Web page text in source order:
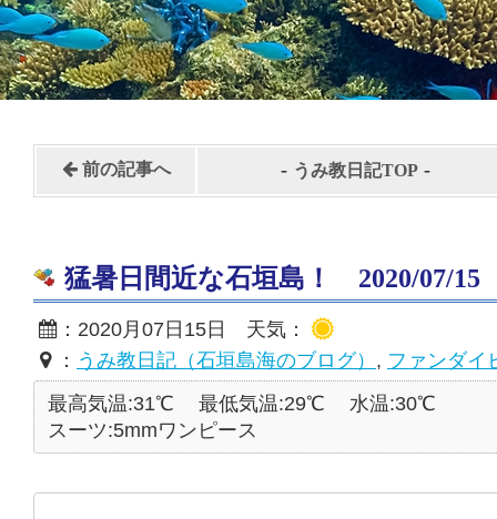
前の記事へ - うみ教日記TOP -
猛暑日間近な石垣島！ 2020/07/15
：2020月07日15日 天気：
： うみ教日記（石垣島海のブログ） , ファンダイ
最高気温:31℃
最低気温:29℃
水温:30℃
スーツ:5mmワンピース